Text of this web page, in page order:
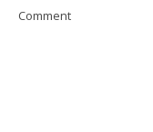
Comment